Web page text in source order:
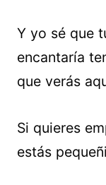
Y yo sé que
encantaría
que verás
Si quieres
estás